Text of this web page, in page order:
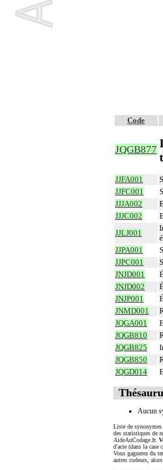
Code
JQGB877
JJFA001
JJFC001
JJJA002
JJJC002
JJLJ001
JJPA001
JJPC001
JNJD001
JNJD002
JNJP001
JNMD001
JQGA001
JQGB810
JQGB825
JQGB850
JQGD014
Aucun
Liste de
des statistiques de
AideAuCodage.fr.
d'acte (dans la case
Vous gagnerez du
autres codeurs,